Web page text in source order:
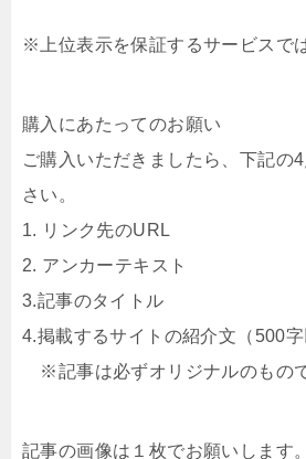
※上位表示を保証するサービスで
購入にあたってのお願い
ご購入いただきましたら、下記の
さい。
1. リンク先のURL
2. アンカーテキスト
3.記事のタイトル
4.掲載するサイトの紹介文（500字
※記事は必ずオリジナルのもの
記事の画像は１枚でお願いします。